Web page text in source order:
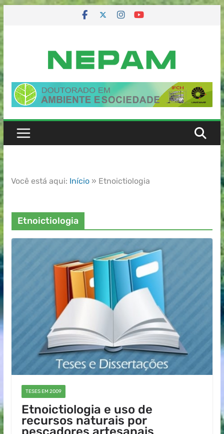
Você está aqui: Início» Etnoictiologia
Etnoictiologia
TESES EM 2009
Etnoictiologia e uso de
recursos naturais por